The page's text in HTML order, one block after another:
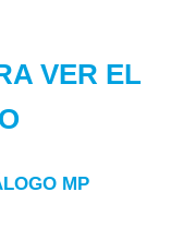
VER EL
MP